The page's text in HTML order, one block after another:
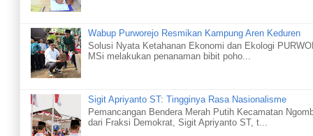
Wabup Purworejo Resmikan Kampung Aren Keduren
Solusi Nyata Ketahanan Ekonomi dan Ekologi
MSi melakukan penanaman bibit poho...
Sigit Apriyanto ST: Tingginya Rasa Nasionalisme
Pemancangan Bendera Merah Putih Kecamatan
dari Fraksi Demokrat, Sigit Apriyanto ST, t...